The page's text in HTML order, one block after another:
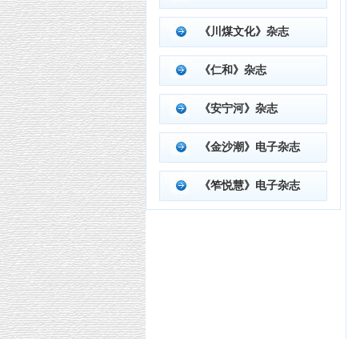
《川煤文化》杂志
《仁和》杂志
《安宁河》杂志
《金沙潮》电子杂志
《笮悦慧》电子杂志